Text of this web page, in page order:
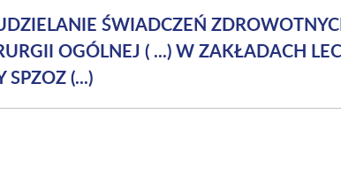
ŚWIADCZEŃ
OGÓLNEJ ( ...) W ZAKŁADACH
SPZOZ (...)